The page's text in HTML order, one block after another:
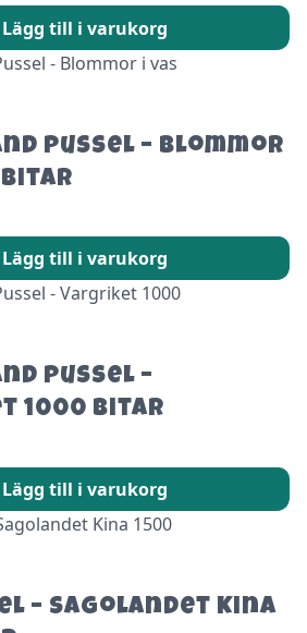
Lägg till i varukorg
Pussel – Blommor
Bitar
Lägg till i varukorg
Pussel –
1000 bitar
Lägg till i varukorg
– Sagolandet Kina